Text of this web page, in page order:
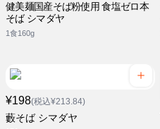
健美麺国産そば粉使用 食塩ゼロ本
そば シマダヤ
1食160g
¥198(税込¥213.84)
藪そば シマダヤ